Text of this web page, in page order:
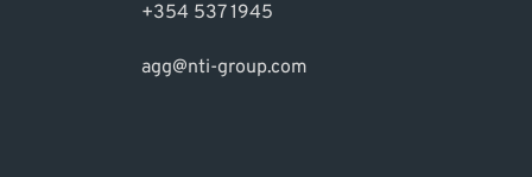
+354 537 1945
agg@nti-group.com